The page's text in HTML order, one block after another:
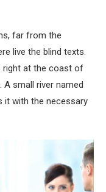
far from the
live the blind texts.
right at the coast of
A small river named
it with the necessary